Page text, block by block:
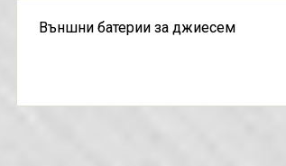
Външни батерии за джиесем